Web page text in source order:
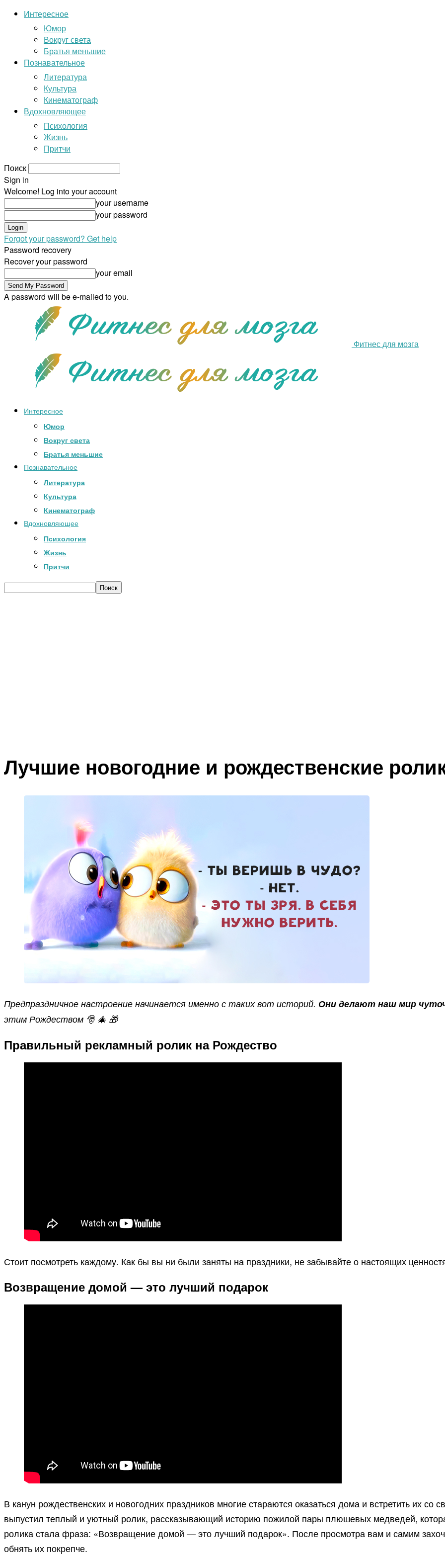
Интересное
Юмор
Вокруг света
Братья меньшие
Познавательное
Литература
Культура
Кинематограф
Вдохновляющее
Психология
Жизнь
Притчи
Поиск
Sign in
Welcome! Log into your account
your username
your password
Forgot your password? Get help
Password recovery
Recover your password
your email
A password will be e-mailed to you.
Фитнес для мозга
Интересное
Юмор
Вокруг света
Братья меньшие
Познавательное
Литература
Культура
Кинематограф
Вдохновляющее
Психология
Жизнь
Притчи
Лучшие новогодние и рождественские
Предпраздничное настроение начинается именно с таких вот историй. Они делают наш мир
этим Рождеством 🎅 🎄 🎁
Правильный рекламный ролик на Рождество
Стоит посмотреть каждому. Как бы вы ни были заняты на праздники, не забывайте о настоящих
Возвращение домой — это лучший подарок
В канун рождественских и новогодних праздников многие стараются оказаться дома и встретить их со
выпустил теплый и уютный ролик, рассказывающий историю пожилой пары плюшевых медведей,
ролика стала фраза: «Возвращение домой — это лучший подарок». После просмотра вам и самим
обнять их покрепче.